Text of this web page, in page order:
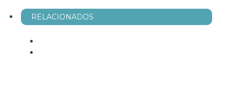
RELACIONADOS